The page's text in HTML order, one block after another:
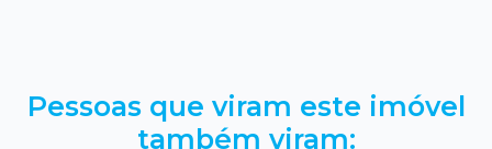
Pessoas que viram este imóvel
também viram: